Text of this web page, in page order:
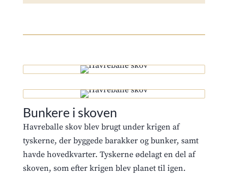
Bunkere i skoven
Havreballe skov blev brugt under krigen af
tyskerne, der byggede barakker og bunker, samt
havde hovedkvarter. Tyskerne ødelagt en del af
skoven, som efter krigen blev planet til igen.